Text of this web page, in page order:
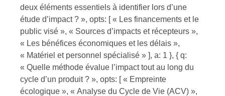
deux éléments essentiels à identifier lors d’une
étude d’impact ? », opts: [ « Les financements et le
public visé », « Sources d’impacts et récepteurs »,
« Les bénéfices économiques et les délais »,
« Matériel et personnel spécialisé » ], a: 1 }, { q:
« Quelle méthode évalue l’impact tout au long du
cycle d’un produit ? », opts: [ « Empreinte
écologique », « Analyse du Cycle de Vie (ACV) »,